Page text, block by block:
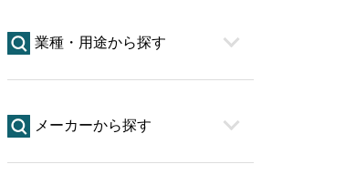
業種・用途から探す
メーカーから探す